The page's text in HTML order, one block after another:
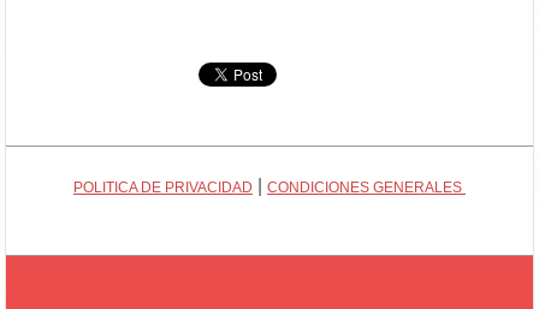
POLITICA DE PRIVACIDAD CONDICIONES GENERALES